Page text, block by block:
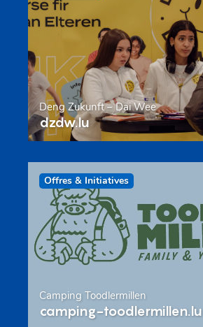
Deng Zukunft – Däi Wee
dzdw.lu
Offres & Initiatives
Camping Toodlermillen
camping-toodlermillen.lu